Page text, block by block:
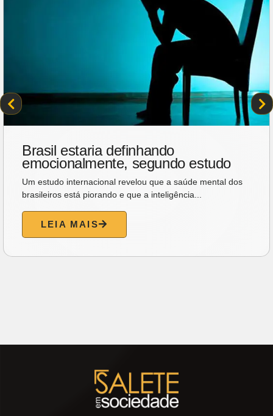
Brasil estaria definhando
emocionalmente, segundo estudo
Um estudo internacional revelou que a saúde mental dos
brasileiros está piorando e que a inteligência...
LEIA MAIS